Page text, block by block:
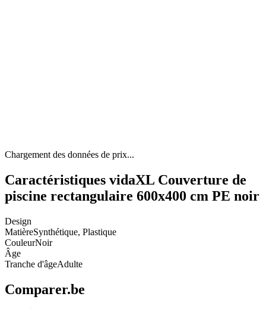
Chargement des données de prix...
Caractéristiques vidaXL Couverture de
piscine rectangulaire 600x400 cm PE noir
Design
MatièreSynthétique, Plastique
CouleurNoir
Âge
Tranche d'âgeAdulte
Comparer.be